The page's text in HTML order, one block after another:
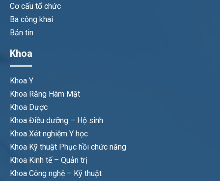
Cơ cấu tổ chức
Ba công khai
Bản tin
Khoa
Khoa Y
Khoa Răng Hàm Mặt
Khoa Dược
Khoa Điều dưỡng – Hộ sinh
Khoa Xét nghiệm Y học
Khoa Kỹ thuật Phục hồi chức năng
Khoa Kinh tế – Quản trị
Khoa Công nghệ – Kỹ thuật